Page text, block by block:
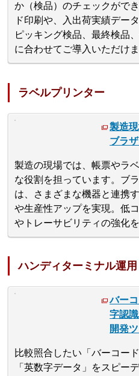
か（検品）のチェックがで
ド印刷や、入出荷実績デー
ピッキング検品、最終検品
に合わせてご導入いただけま
ラベルプリンター
製造
ブラ
製造の現場では、帳票やラ
な役割を担っています。ブ
は、さまざまな機器と連携
や生産性アップを実現。低
やトレーサビリティの強化を
ハンディターミナル運用
バー
字認
開発
比較照合したい「バーコー
「英数字データ」をスピー